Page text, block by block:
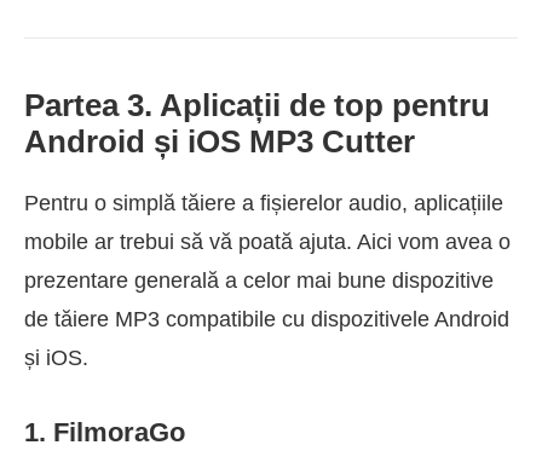
Partea 3. Aplicații de top pentru
Android și iOS MP3 Cutter
Pentru o simplă tăiere a fișierelor audio, aplicațiile
mobile ar trebui să vă poată ajuta. Aici vom avea o
prezentare generală a celor mai bune dispozitive
de tăiere MP3 compatibile cu dispozitivele Android
și iOS.
1. FilmoraGo